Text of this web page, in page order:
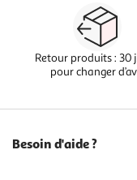
Retour produits : 30
pour changer
Besoin d'aide ?